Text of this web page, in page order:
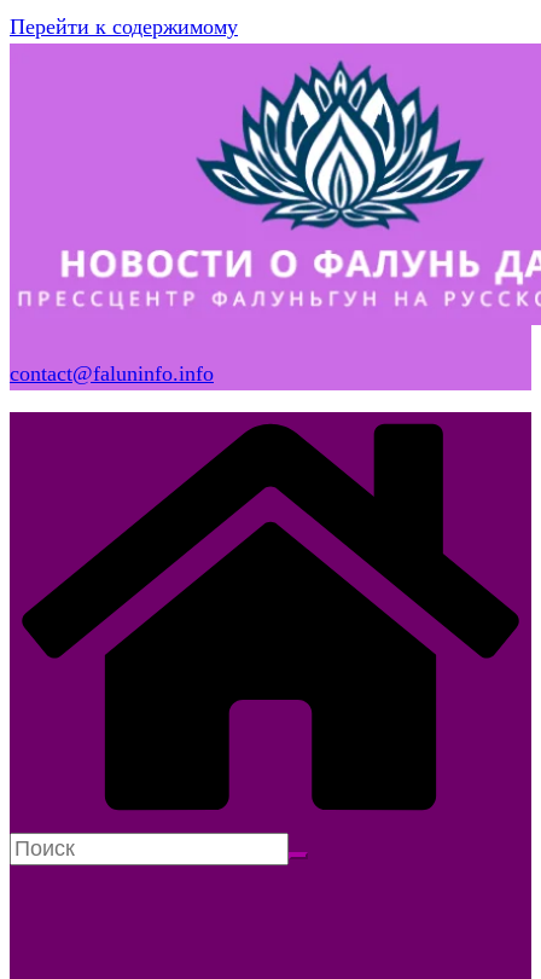
Перейти к содержимому
contact@faluninfo.info